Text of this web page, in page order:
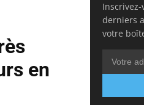
en
derniers
votre